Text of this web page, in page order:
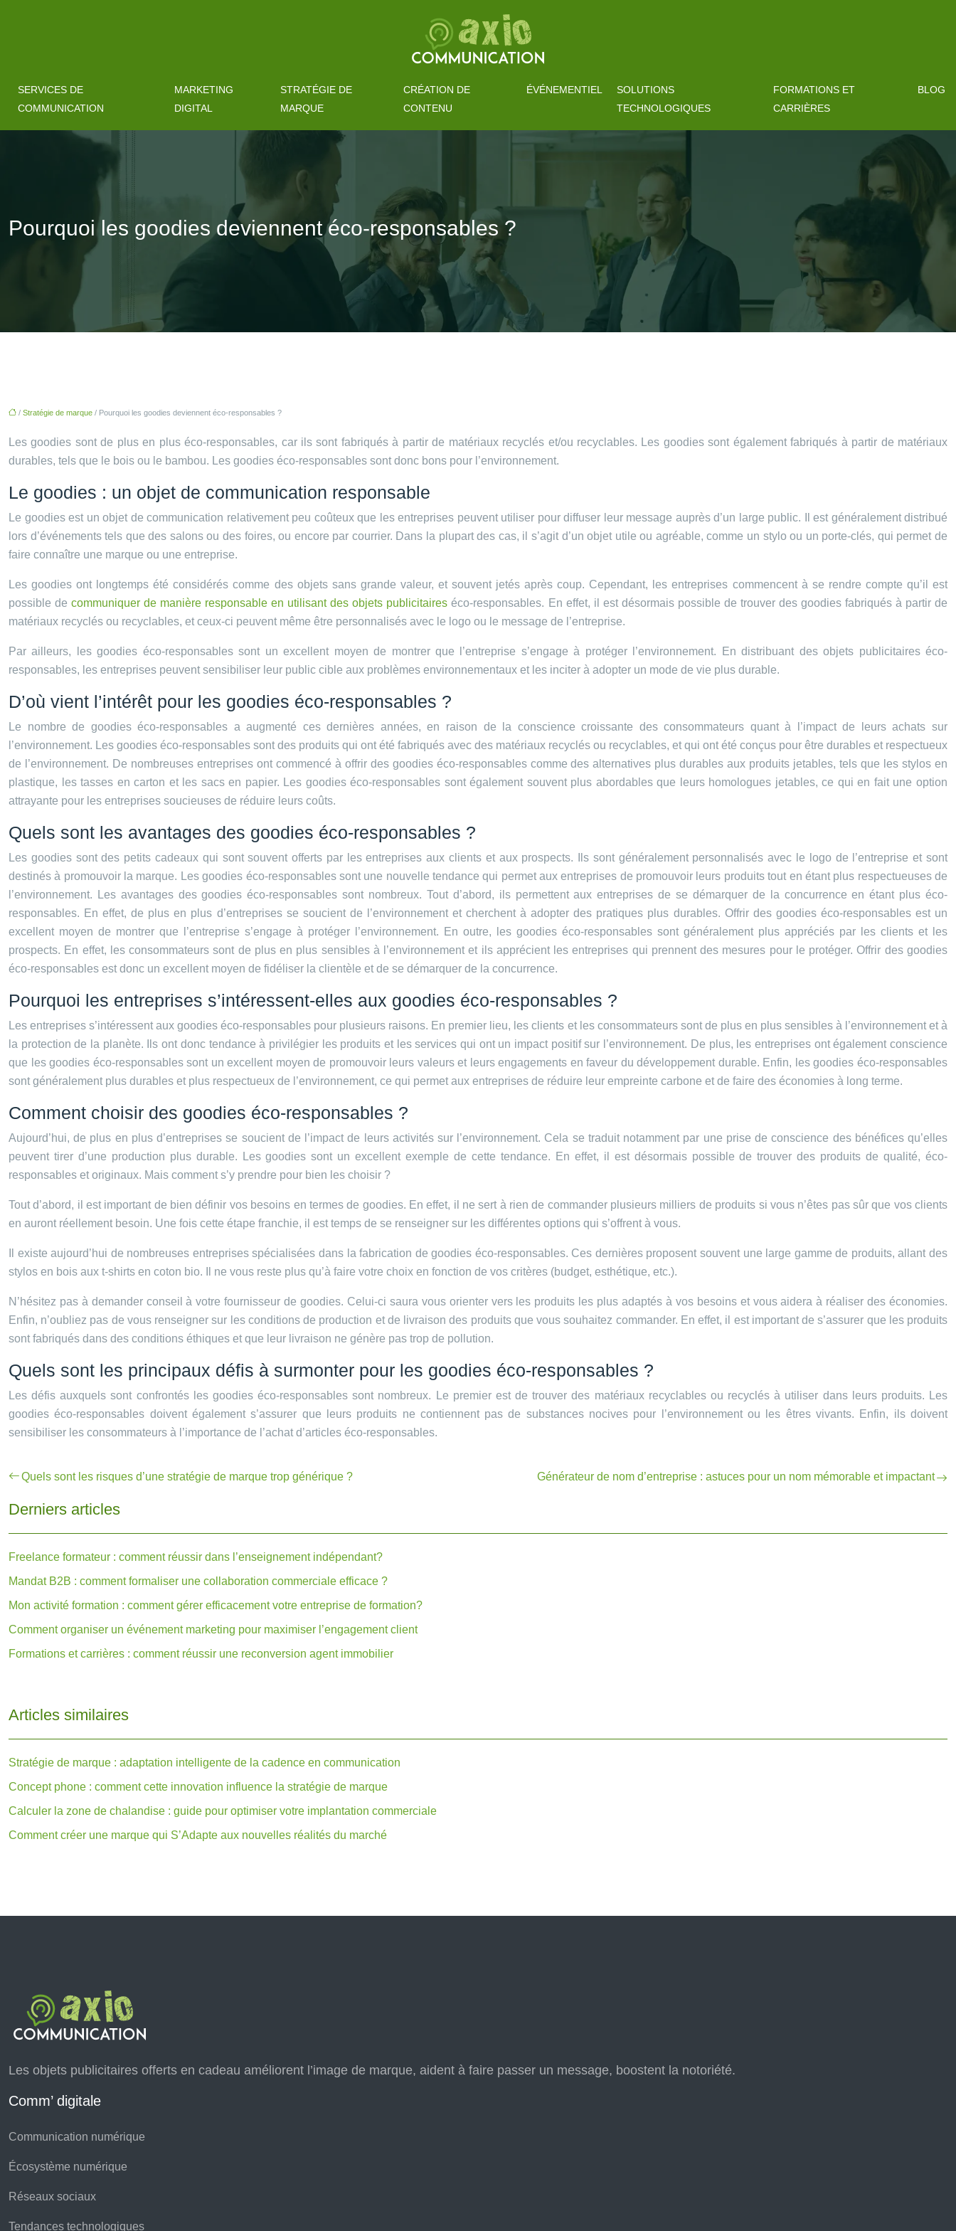
SERVICES DE
COMMUNICATION
MARKETING
DIGITAL
STRATÉGIE DE
MARQUE
CRÉATION DE
CONTENU
ÉVÉNEMENTIEL
SOLUTIONS
TECHNOLOGIQUES
FORMATIONS ET
CARRIÈRES
BLOG
Pourquoi les goodies deviennent éco-responsables ?
/ Stratégie de marque / Pourquoi les goodies deviennent éco-responsables ?
Les goodies sont de plus en plus éco-responsables, car ils sont fabriqués à partir de matériaux recyclés et/ou recyclables. Les goodies sont également fabriqués à partir de matériaux
durables, tels que le bois ou le bambou. Les goodies éco-responsables sont donc bons pour l’environnement.
Le goodies : un objet de communication responsable
Le goodies est un objet de communication relativement peu coûteux que les entreprises peuvent utiliser pour diffuser leur message auprès d’un large public. Il est généralement distribué
lors d’événements tels que des salons ou des foires, ou encore par courrier. Dans la plupart des cas, il s’agit d’un objet utile ou agréable, comme un stylo ou un porte-clés, qui permet de
faire connaître une marque ou une entreprise.
Les goodies ont longtemps été considérés comme des objets sans grande valeur, et souvent jetés après coup. Cependant, les entreprises commencent à se rendre compte qu’il est
possible de communiquer de manière responsable en utilisant des objets publicitaires éco-responsables. En effet, il est désormais possible de trouver des goodies fabriqués à partir de
matériaux recyclés ou recyclables, et ceux-ci peuvent même être personnalisés avec le logo ou le message de l’entreprise.
Par ailleurs, les goodies éco-responsables sont un excellent moyen de montrer que l’entreprise s’engage à protéger l’environnement. En distribuant des objets publicitaires éco-
responsables, les entreprises peuvent sensibiliser leur public cible aux problèmes environnementaux et les inciter à adopter un mode de vie plus durable.
D’où vient l’intérêt pour les goodies éco-responsables ?
Le nombre de goodies éco-responsables a augmenté ces dernières années, en raison de la conscience croissante des consommateurs quant à l’impact de leurs achats sur
l’environnement. Les goodies éco-responsables sont des produits qui ont été fabriqués avec des matériaux recyclés ou recyclables, et qui ont été conçus pour être durables et respectueux
de l’environnement. De nombreuses entreprises ont commencé à offrir des goodies éco-responsables comme des alternatives plus durables aux produits jetables, tels que les stylos en
plastique, les tasses en carton et les sacs en papier. Les goodies éco-responsables sont également souvent plus abordables que leurs homologues jetables, ce qui en fait une option
attrayante pour les entreprises soucieuses de réduire leurs coûts.
Quels sont les avantages des goodies éco-responsables ?
Les goodies sont des petits cadeaux qui sont souvent offerts par les entreprises aux clients et aux prospects. Ils sont généralement personnalisés avec le logo de l’entreprise et sont
destinés à promouvoir la marque. Les goodies éco-responsables sont une nouvelle tendance qui permet aux entreprises de promouvoir leurs produits tout en étant plus respectueuses de
l’environnement. Les avantages des goodies éco-responsables sont nombreux. Tout d’abord, ils permettent aux entreprises de se démarquer de la concurrence en étant plus éco-
responsables. En effet, de plus en plus d’entreprises se soucient de l’environnement et cherchent à adopter des pratiques plus durables. Offrir des goodies éco-responsables est un
excellent moyen de montrer que l’entreprise s’engage à protéger l’environnement. En outre, les goodies éco-responsables sont généralement plus appréciés par les clients et les
prospects. En effet, les consommateurs sont de plus en plus sensibles à l’environnement et ils apprécient les entreprises qui prennent des mesures pour le protéger. Offrir des goodies
éco-responsables est donc un excellent moyen de fidéliser la clientèle et de se démarquer de la concurrence.
Pourquoi les entreprises s’intéressent-elles aux goodies éco-responsables ?
Les entreprises s’intéressent aux goodies éco-responsables pour plusieurs raisons. En premier lieu, les clients et les consommateurs sont de plus en plus sensibles à l’environnement et à
la protection de la planète. Ils ont donc tendance à privilégier les produits et les services qui ont un impact positif sur l’environnement. De plus, les entreprises ont également conscience
que les goodies éco-responsables sont un excellent moyen de promouvoir leurs valeurs et leurs engagements en faveur du développement durable. Enfin, les goodies éco-responsables
sont généralement plus durables et plus respectueux de l’environnement, ce qui permet aux entreprises de réduire leur empreinte carbone et de faire des économies à long terme.
Comment choisir des goodies éco-responsables ?
Aujourd’hui, de plus en plus d’entreprises se soucient de l’impact de leurs activités sur l’environnement. Cela se traduit notamment par une prise de conscience des bénéfices qu’elles
peuvent tirer d’une production plus durable. Les goodies sont un excellent exemple de cette tendance. En effet, il est désormais possible de trouver des produits de qualité, éco-
responsables et originaux. Mais comment s’y prendre pour bien les choisir ?
Tout d’abord, il est important de bien définir vos besoins en termes de goodies. En effet, il ne sert à rien de commander plusieurs milliers de produits si vous n’êtes pas sûr que vos clients
en auront réellement besoin. Une fois cette étape franchie, il est temps de se renseigner sur les différentes options qui s’offrent à vous.
Il existe aujourd’hui de nombreuses entreprises spécialisées dans la fabrication de goodies éco-responsables. Ces dernières proposent souvent une large gamme de produits, allant des
stylos en bois aux t-shirts en coton bio. Il ne vous reste plus qu’à faire votre choix en fonction de vos critères (budget, esthétique, etc.).
N’hésitez pas à demander conseil à votre fournisseur de goodies. Celui-ci saura vous orienter vers les produits les plus adaptés à vos besoins et vous aidera à réaliser des économies.
Enfin, n’oubliez pas de vous renseigner sur les conditions de production et de livraison des produits que vous souhaitez commander. En effet, il est important de s’assurer que les produits
sont fabriqués dans des conditions éthiques et que leur livraison ne génère pas trop de pollution.
Quels sont les principaux défis à surmonter pour les goodies éco-responsables ?
Les défis auxquels sont confrontés les goodies éco-responsables sont nombreux. Le premier est de trouver des matériaux recyclables ou recyclés à utiliser dans leurs produits. Les
goodies éco-responsables doivent également s’assurer que leurs produits ne contiennent pas de substances nocives pour l’environnement ou les êtres vivants. Enfin, ils doivent
sensibiliser les consommateurs à l’importance de l’achat d’articles éco-responsables.
Quels sont les risques d’une stratégie de marque trop générique ? Générateur de nom d’entreprise : astuces pour un nom mémorable et impactant
Derniers articles
Freelance formateur : comment réussir dans l’enseignement indépendant?
Mandat B2B : comment formaliser une collaboration commerciale efficace ?
Mon activité formation : comment gérer efficacement votre entreprise de formation?
Comment organiser un événement marketing pour maximiser l’engagement client
Formations et carrières : comment réussir une reconversion agent immobilier
Articles similaires
Stratégie de marque : adaptation intelligente de la cadence en communication
Concept phone : comment cette innovation influence la stratégie de marque
Calculer la zone de chalandise : guide pour optimiser votre implantation commerciale
Comment créer une marque qui S’Adapte aux nouvelles réalités du marché
Les objets publicitaires offerts en cadeau améliorent l’image de marque, aident à faire passer un message, boostent la notoriété.
Comm’ digitale
Communication numérique
Écosystème numérique
Réseaux sociaux
Tendances technologiques